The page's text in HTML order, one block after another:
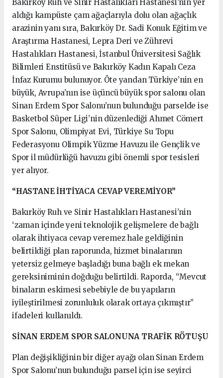
Bakırköy Ruh ve Sinir Hastalıkları Hastanesi’nin yer
aldığı kampüste çam ağaçlarıyla dolu olan ağaçlık
arazinin yanı sıra, Bakırköy Dr. Sadi Konuk Eğitim ve
Araştırma Hastanesi, Lepra Deri ve Zührevi
Hastalıkları Hastanesi, İstanbul Üniversitesi Sağlık
Bilimleri Enstitüsü ve Bakırköy Kadın Kapalı Ceza
İnfaz Kurumu bulunuyor. Öte yandan Türkiye’nin en
büyük, Avrupa’nın ise üçüncü büyük spor salonu olan
Sinan Erdem Spor Salonu’nun bulunduğu parselde ise
Basketbol Süper Ligi’nin düzenlediği Ahmet Cömert
Spor Salonu, Olimpiyat Evi, Türkiye Su Topu
Federasyonu Olimpik Yüzme Havuzu ile Gençlik ve
Spor il müdürlüğü havuzu gibi önemli spor tesisleri
yer alıyor.
“HASTANE İHTİYACA CEVAP VEREMİYOR”
Bakırköy Ruh ve Sinir Hastalıkları Hastanesi’nin
‘zaman içinde yeni teknolojik gelişmelere de bağlı
olarak ihtiyaca cevap veremez hale geldiğinin
belirtildiği plan raporunda, hizmet binalarının
yetersiz gelmeye başladığı buna bağlı ek mekan
gereksiniminin doğduğu belirtildi. Raporda, “Mevcut
binaların eskimesi sebebiyle de bu yapıların
iyileştirilmesi zorunluluk olarak ortaya çıkmıştır”
ifadeleri kullanıldı.
SİNAN ERDEM SPOR SALONUNA TRAFİK RÖTUŞU
Plan değişikliğinin bir diğer ayağı olan Sinan Erdem
Spor Salonu’nun bulunduğu parsel için ise seyirci